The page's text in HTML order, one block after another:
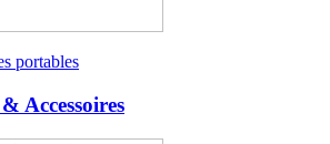
portables
Accessoires